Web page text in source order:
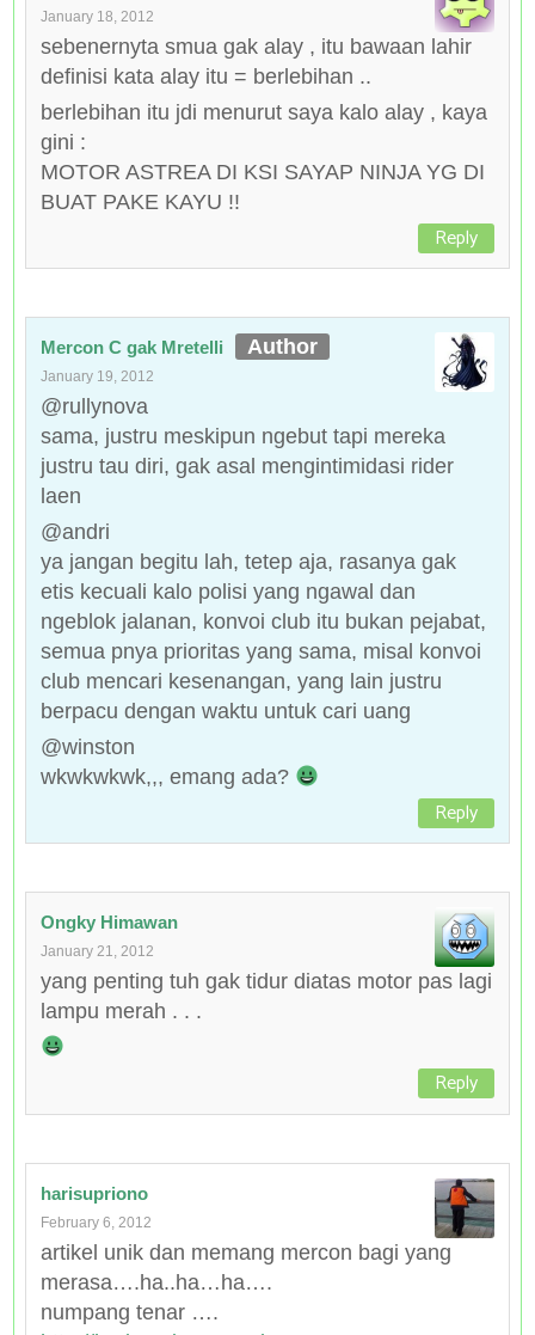
January 18, 2012
sebenernyta smua gak alay , itu bawaan lahir
definisi kata alay itu = berlebihan ..
berlebihan itu jdi menurut saya kalo alay , kaya
gini :
MOTOR ASTREA DI KSI SAYAP NINJA YG DI
BUAT PAKE KAYU !!
Reply
Mercon C gak Mretelli
January 19, 2012
@rullynova
sama, justru meskipun ngebut tapi mereka
justru tau diri, gak asal mengintimidasi rider
laen
@andri
ya jangan begitu lah, tetep aja, rasanya gak
etis kecuali kalo polisi yang ngawal dan
ngeblok jalanan, konvoi club itu bukan pejabat,
semua pnya prioritas yang sama, misal konvoi
club mencari kesenangan, yang lain justru
berpacu dengan waktu untuk cari uang
@winston
wkwkwkwk,,, emang ada?
Reply
Ongky Himawan
January 21, 2012
yang penting tuh gak tidur diatas motor pas lagi
lampu merah . . .
Reply
harisupriono
February 6, 2012
artikel unik dan memang mercon bagi yang
merasa….ha..ha…ha….
numpang tenar ….